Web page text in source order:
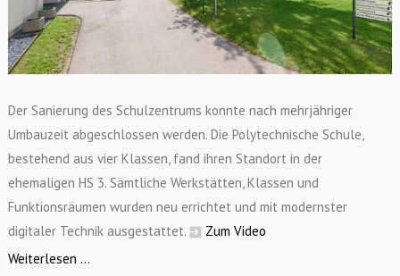
Der Sanierung des Schulzentrums konnte nach mehrjähriger
Umbauzeit abgeschlossen werden. Die Polytechnische Schule,
bestehend aus vier Klassen, fand ihren Standort in der
ehemaligen HS 3. Sämtliche Werkstätten, Klassen und
Funktionsräumen wurden neu errichtet und mit modernster
digitaler Technik ausgestattet.
Zum Video
Weiterlesen ...